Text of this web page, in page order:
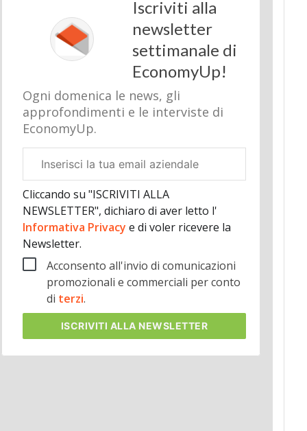
Iscriviti alla
newsletter
settimanale di
EconomyUp!
Ogni domenica le news, gli
approfondimenti e le interviste di
EconomyUp.
aziendale
Cliccando su "ISCRIVITI ALLA
NEWSLETTER", dichiaro di aver letto l'
Informativa Privacy e di voler ricevere la
Newsletter.
Acconsento all'invio di comunicazioni
promozionali e commerciali per conto
di terzi.
ISCRIVITI ALLA NEWSLETTER